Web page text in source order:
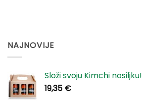
NAJNOVIJE
Složi svoju Kimchi nosiljku!
19,35 €